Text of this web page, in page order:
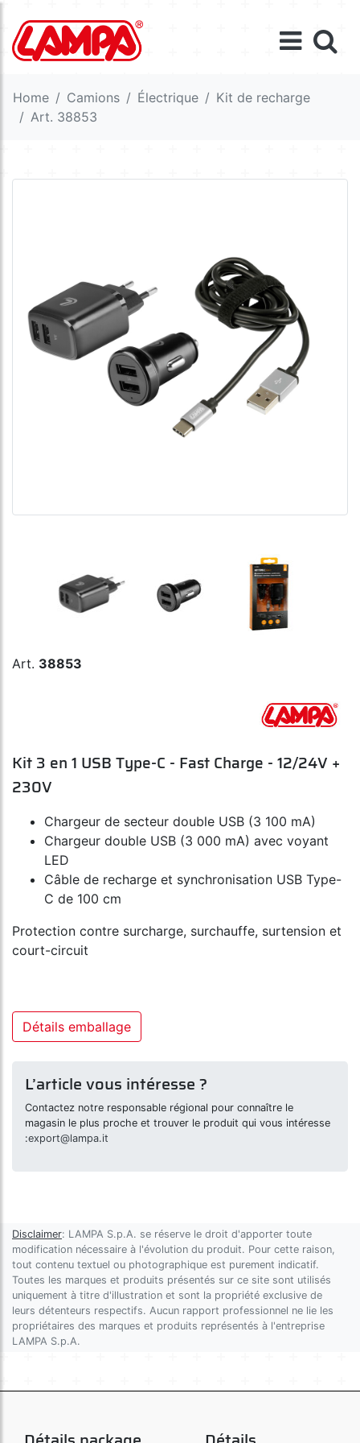
Home Camions Électrique
Kit de recharge
Art. 38853
Art. 38853
Kit 3 en 1 USB Type-C - Fast Charge - 12/24V +
230V
Chargeur de secteur double USB (3 100 mA)
Chargeur double USB (3 000 mA) avec voyant
LED
Câble de recharge et synchronisation USB Type-
C de 100 cm
Protection contre surcharge, surchauffe, surtension et
court-circuit
Détails emballage
L’article vous intéresse ?
Contactez notre responsable régional pour connaître le
magasin le plus proche et trouver le produit qui vous intéresse
:export@lampa.it
Disclaimer: LAMPA S.p.A. se réserve le droit d'apporter toute
modification nécessaire à l'évolution du produit. Pour cette raison,
tout contenu textuel ou photographique est purement indicatif.
Toutes les marques et produits présentés sur ce site sont utilisés
uniquement à titre d'illustration et sont la propriété exclusive de
leurs détenteurs respectifs. Aucun rapport professionnel ne lie les
propriétaires des marques et produits représentés à l'entreprise
LAMPA S.p.A.